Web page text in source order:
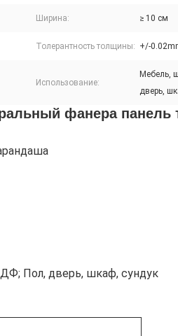
Ширина: ≥ 10 см
Толерантность толщины: +/-
Использование:
Мебель,
дверь,
фанера
Пол, дверь, шкаф, сундук